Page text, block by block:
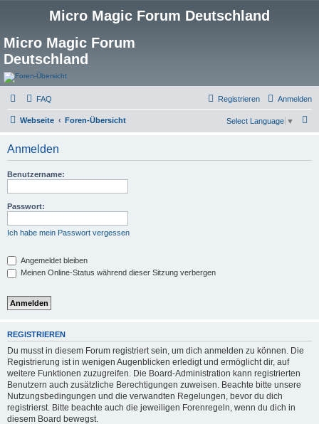
Micro Magic Forum Deutschland
Micro Magic Forum
Deutschland
FAQ Anmelden
Registrieren
Webseite Foren-Übersicht Select Language ▼
Anmelden
Benutzername:
Passwort:
Ich habe mein Passwort vergessen
Angemeldet bleiben
Meinen Online-Status während dieser Sitzung verbergen
REGISTRIEREN
Du musst in diesem Forum registriert sein, um dich anmelden zu können. Die
Registrierung ist in wenigen Augenblicken erledigt und ermöglicht dir, auf
weitere Funktionen zuzugreifen. Die Board-Administration kann registrierten
Benutzern auch zusätzliche Berechtigungen zuweisen. Beachte bitte unsere
Nutzungsbedingungen und die verwandten Regelungen, bevor du dich
registrierst. Bitte beachte auch die jeweiligen Forenregeln, wenn du dich in
diesem Board bewegst.